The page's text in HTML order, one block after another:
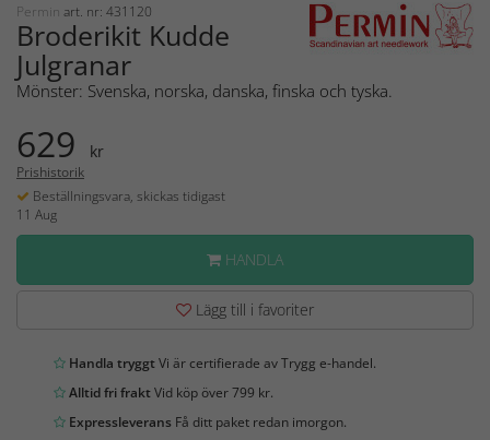
Permin art. nr: 431120
Broderikit Kudde
Julgranar
Mönster: Svenska, norska, danska, finska och tyska.
629 kr
Prishistorik
Beställningsvara, skickas tidigast
11 Aug
HANDLA
Lägg till i favoriter
Handla tryggtVi är certifierade av Trygg e-handel.
Alltid fri fraktVid köp över 799 kr.
Expressleverans Få ditt paket redan imorgon.